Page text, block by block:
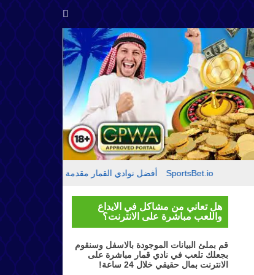
أفضل نوادي القمار مقدمة حول SportsBet.io
هل تعاني من مشاكل في الايداع
واللعب مباشرة على الانترنت؟
قم بملئ البيانات الموجودة بالاسفل وسنقوم
بجعلك تلعب في نادي قمار مباشرة على
الانترنت بمال حقيقي خلال 24 ساعة!